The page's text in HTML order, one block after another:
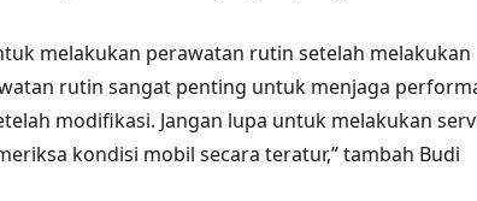
melakukan perawatan rutin setelah melakukan
rutin sangat penting untuk menjaga
modifikasi. Jangan lupa untuk melakukan
kondisi mobil secara teratur,” tambah Budi